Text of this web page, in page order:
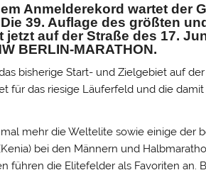
Anmelderekord wartet der
39. Auflage des größten
auf der Straße des 17.
BERLIN-MARATHON.
bisherige Start- und Zielgebiet auf
für das riesige Läuferfeld und die
mehr die Weltelite sowie einige der
bei den Männern und
führen die Elitefelder als Favoriten an.